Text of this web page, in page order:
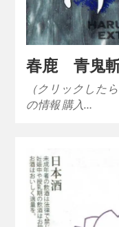
春鹿 青鬼
（クリックした
の情報 購入…